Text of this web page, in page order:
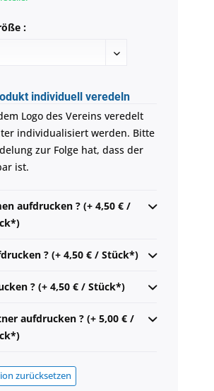
:
individuell veredeln
Logo des Vereins veredelt
individualisiert werden. Bitte
zur Folge hat, dass der
ist.
aufdrucken ? (+ 4,50 € /
? (+ 4,50 € / Stück*)
? (+ 4,50 € / Stück*)
aufdrucken ? (+ 5,00 € /
zurücksetzen